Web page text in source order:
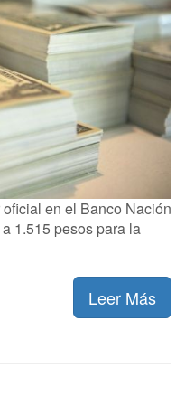
en el Banco Nación
1.515 pesos para la
Leer Más